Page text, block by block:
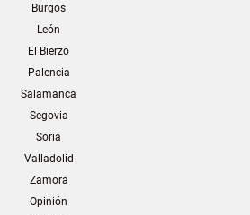
Burgos
León
El Bierzo
Palencia
Salamanca
Segovia
Soria
Valladolid
Zamora
Opinión